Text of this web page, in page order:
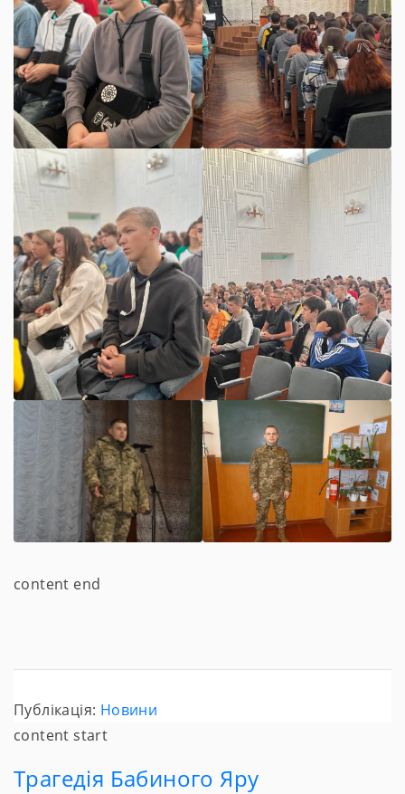
content end
Публікація: Новини
content start
Трагедія Бабиного Яру